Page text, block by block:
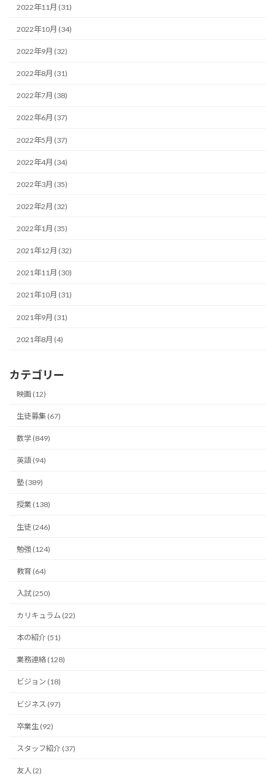
2022年11月 (31)
2022年10月 (34)
2022年9月 (32)
2022年8月 (31)
2022年7月 (38)
2022年6月 (37)
2022年5月 (37)
2022年4月 (34)
2022年3月 (35)
2022年2月 (32)
2022年1月 (35)
2021年12月 (32)
2021年11月 (30)
2021年10月 (31)
2021年9月 (31)
2021年8月 (4)
カテゴリー
映画 (12)
生徒募集 (67)
数学 (849)
英語 (94)
塾 (389)
授業 (138)
生徒 (246)
勉強 (124)
教育 (64)
入試 (250)
カリキュラム (22)
本の紹介 (51)
業務連絡 (128)
ビジョン (18)
ビジネス (97)
卒業生 (92)
スタッフ紹介 (37)
友人 (2)